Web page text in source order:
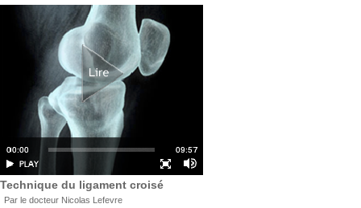
Technique du ligament croisé
Par le docteur Nicolas Lefevre